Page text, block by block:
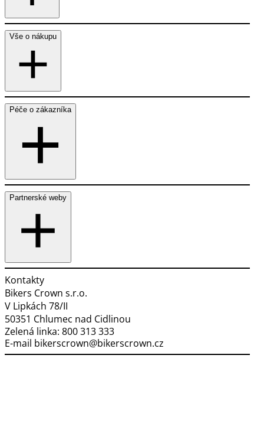
Vše o nákupu
Péče o zákazníka
Partnerské weby
Kontakty
Bikers Crown s.r.o.
V Lipkách 78/II
50351 Chlumec nad Cidlinou
Zelená linka: 800 313 333
E-mail bikerscrown@bikerscrown.cz